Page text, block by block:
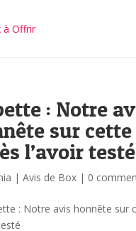
: Notre
sur
l’avoir testé
| Avis de Box| 0